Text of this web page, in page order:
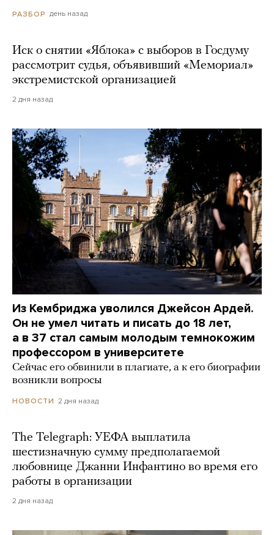
РАЗБОР день назад
Иск о снятии «Яблока» с выборов в Госдуму
рассмотрит судья, объявивший «Мемориал»
экстремистской организацией
2 дня назад
Из Кембриджа уволился Джейсон Ардей.
Он не умел читать и писать до 18 лет,
а в 37 стал самым молодым темнокожим
профессором в университете
Сейчас его обвинили в плагиате, а к его биографии
возникли вопросы
НОВОСТИ 2 дня назад
The Telegraph: УЕФА выплатила
шестизначную сумму предполагаемой
любовнице Джанни Инфантино во время его
работы в организации
2 дня назад